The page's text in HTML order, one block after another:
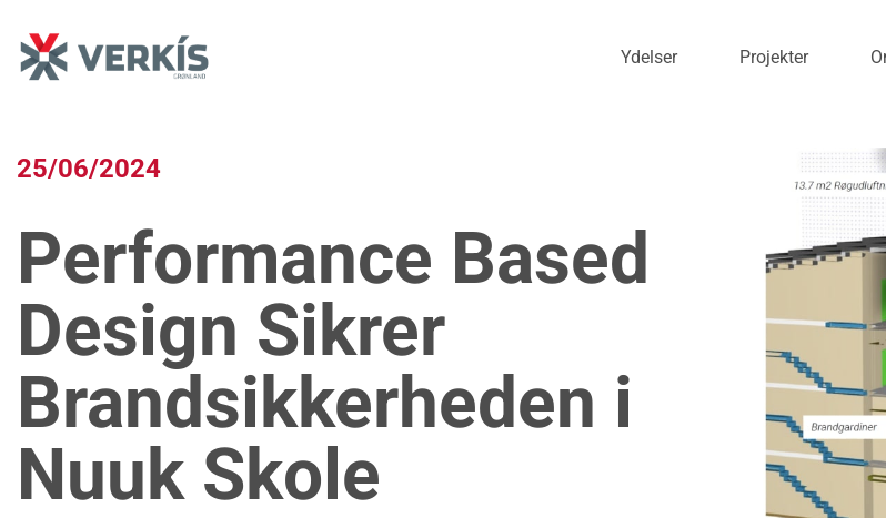
indhold
Ydelser Projekter
25/06/2024
Performance Based
Design Sikrer
Brandsikkerheden i
Nuuk Skole